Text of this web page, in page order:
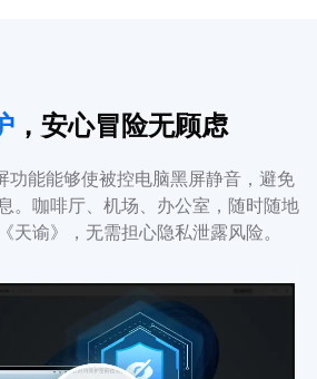
，安心冒险无顾虑
功能能够使被控电脑黑屏静音，避免
。咖啡厅、机场、办公室，随时随地
天谕》，无需担心隐私泄露风险。